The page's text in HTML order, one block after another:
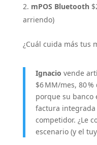
mPOS Bluetooth
arriendo)
¿Cuál cuida más tus
Ignacio vende
$6 MM/mes, 80
porque su banco
factura integrada
competidor. ¿Le
escenario (y el